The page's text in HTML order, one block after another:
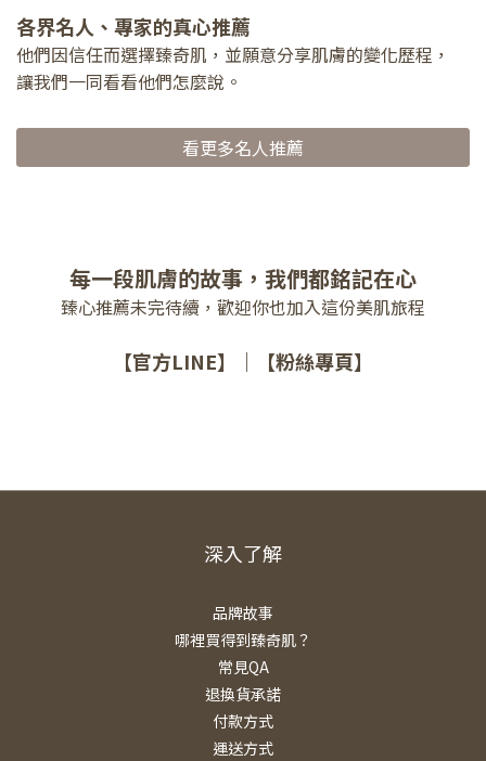
各界名人、專家的真心推薦
他們因信任而選擇臻奇肌，並願意分享肌膚的變化歷程，
讓我們一同看看他們怎麼說。
看更多名人推薦
每一段肌膚的故事，我們都銘記在心
臻心推薦未完待續，歡迎你也加入這份美肌旅程
【官方LINE】 ｜ 【粉絲專頁】
深入了解
品牌故事
哪裡買得到臻奇肌？
常見QA
退換貨承諾
付款方式
運送方式